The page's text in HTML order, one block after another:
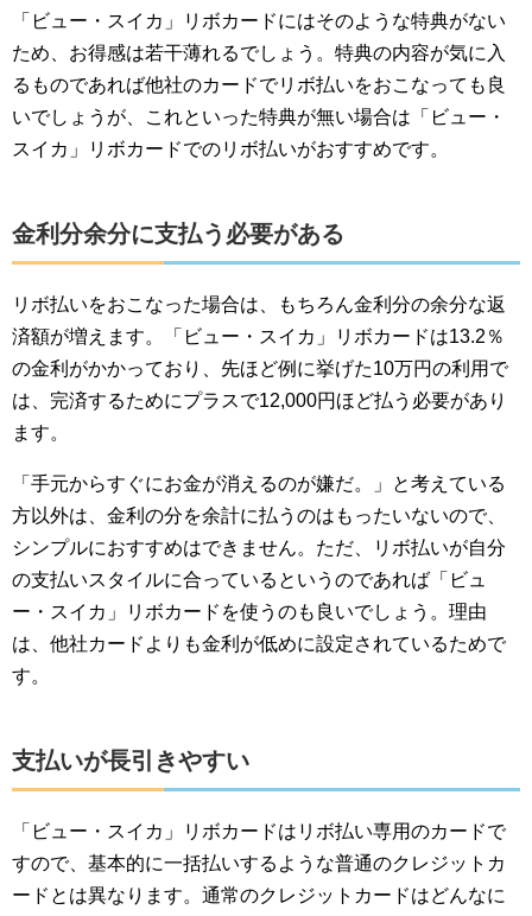
「ビュー・スイカ」リボカードにはそのような特典がない
ため、お得感は若干薄れるでしょう。特典の内容が気に入
るものであれば他社のカードでリボ払いをおこなっても良
いでしょうが、これといった特典が無い場合は「ビュー・
スイカ」リボカードでのリボ払いがおすすめです。
金利分余分に支払う必要がある
リボ払いをおこなった場合は、もちろん金利分の余分な返
済額が増えます。「ビュー・スイカ」リボカードは13.2％
の金利がかかっており、先ほど例に挙げた10万円の利用で
は、完済するためにプラスで12,000円ほど払う必要があり
ます。
「手元からすぐにお金が消えるのが嫌だ。」と考えている
方以外は、金利の分を余計に払うのはもったいないので、
シンプルにおすすめはできません。ただ、リボ払いが自分
の支払いスタイルに合っているというのであれば「ビュ
ー・スイカ」リボカードを使うのも良いでしょう。理由
は、他社カードよりも金利が低めに設定されているためで
す。
支払いが長引きやすい
「ビュー・スイカ」リボカードはリボ払い専用のカードで
すので、基本的に一括払いするような普通のクレジットカ
ードとは異なります。通常のクレジットカードはどんなに